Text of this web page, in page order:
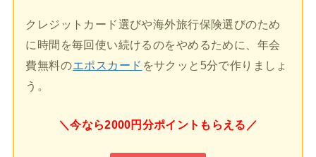
クレジットカード選びや海外旅行保険選びのため
に時間を毎回使い続けるのをやめるために、年会
費無料のエポスカード をサクッと5分で作りましょ
う。
＼今なら2000円分ポイントもらえる／